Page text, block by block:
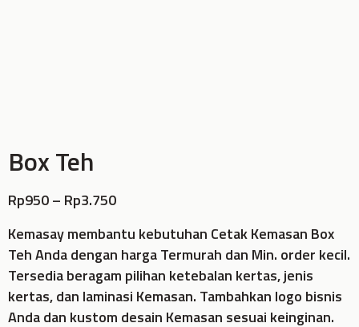
Box Teh
Rp950– Rp3.750
Kemasay membantu kebutuhan Cetak Kemasan Box
Teh Anda dengan harga Termurah dan Min. order kecil.
Tersedia beragam pilihan ketebalan kertas, jenis
kertas, dan laminasi Kemasan. Tambahkan logo bisnis
Anda dan kustom desain Kemasan sesuai keinginan.